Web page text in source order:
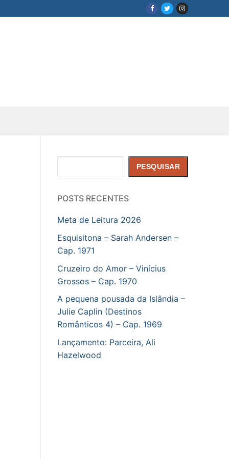
PESQUISAR
POSTS RECENTES
Meta de Leitura 2026
Esquisitona – Sarah Andersen –
Cap. 1971
Cruzeiro do Amor – Vinícius
Grossos – Cap. 1970
A pequena pousada da Islândia –
Julie Caplin (Destinos
Românticos 4) – Cap. 1969
Lançamento: Parceira, Ali
Hazelwood